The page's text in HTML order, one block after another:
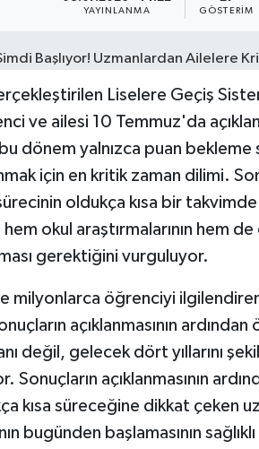
YAYINLANMA GÖSTERIM
Liselere Geçiş
ve ailesi 10 Temmuz'da
dönem yalnızca puan bekleme
için en kritik zaman dilimi.
oldukça kısa bir
okul araştırmalarının hem
gerektiğini vurguluyor.
milyonlarca öğrenciyi
açıklanmasının
değil, gelecek dört yıllarını
Sonuçların açıklanmasının
kısa süreceğine dikkat çeken
bugünden başlamasının